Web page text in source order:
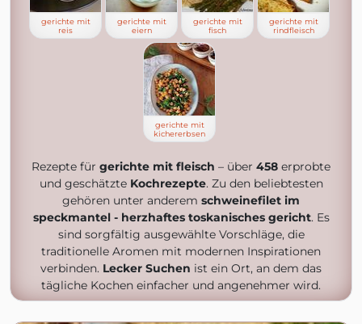
gerichte mit
reis
gerichte mit
eiern
gerichte mit
fisch
gerichte mit
rindfleisch
gerichte mit
kichererbsen
Rezepte für gerichte mit fleisch – über 458 erprobte
und geschätzte Kochrezepte. Zu den beliebtesten
gehören unter anderem schweinefilet im
speckmantel - herzhaftes toskanisches gericht. Es
sind sorgfältig ausgewählte Vorschläge, die
traditionelle Aromen mit modernen Inspirationen
verbinden. Lecker Suchen ist ein Ort, an dem das
tägliche Kochen einfacher und angenehmer wird.